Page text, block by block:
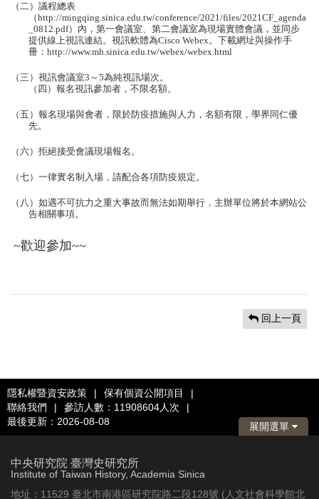
（二） 議程總表
（http://mingqing.sinica.edu.tw/conference/2021/files/2021CF_agenda
_0812.pdf） 內 ，第一會議室、第二會議室為現場實體會議 ，並同步
提供線上視訊連結。視訊軟體為Cisco Webex。下載網址與操作手
冊 ：http://www.mh.sinica.edu.tw/webex/webex.html
（三 ） 視訊會議室3 ～ 5為純視訊場次。
（ 四 ）報名視訊參加者 ，不限名額。
（五 ） 報名現場與會者 ， 限於防疫措施與人力 ， 名額有限 ， 學界同仁優
先。
（六） 拒絕接受會議現場報名 。
（七） 一律實名制入場 ， 請配合各項防疫規定。
（ 八 ） 如遇不可抗力之重大事故而無法如期舉行 ， 主辦單位將於本網站公
告相關事項。
~歡迎參加~~
回上一頁
隱私權暨資安政策 | 保有個資公開項目
|
聯絡我們
| 參訪人數：11908604人次
|
最後更新：2026-08-08
展開選單
中央研究院 臺灣史研究所
Institute of Taiwan History, Academia Sinica
地址：11529 臺北市南港區研究院路二段128號 (人文社會科學館北